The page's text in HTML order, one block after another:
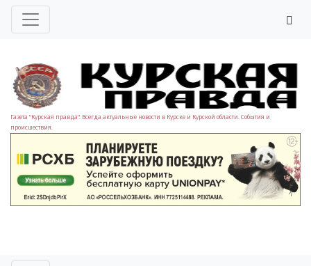
Газета "Курская правда". Всегда актуальные новости в Курске и Курской области. События и
происшествия.